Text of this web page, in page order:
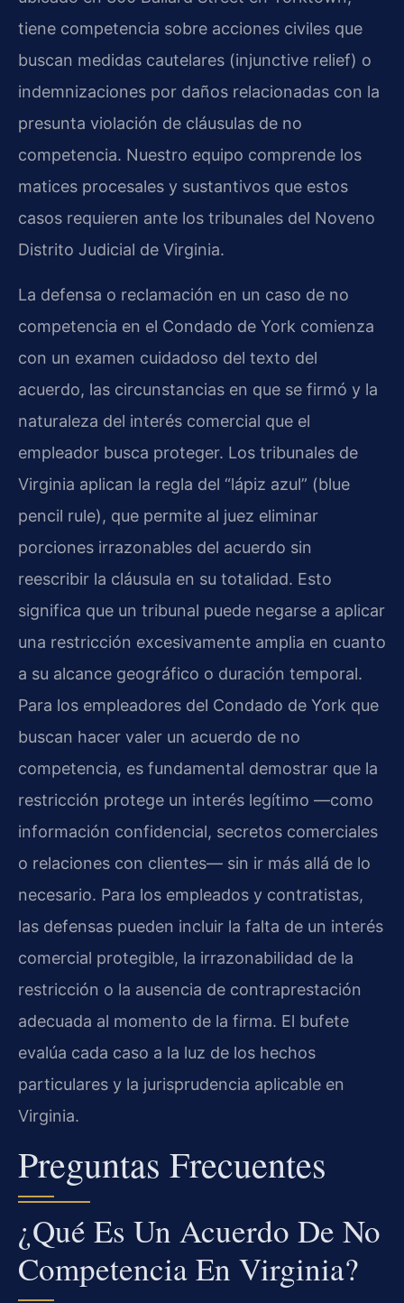
tiene competencia sobre acciones civiles que
buscan medidas cautelares (injunctive relief) o
indemnizaciones por daños relacionadas con la
presunta violación de cláusulas de no
competencia. Nuestro equipo comprende los
matices procesales y sustantivos que estos
casos requieren ante los tribunales del Noveno
Distrito Judicial de Virginia.
La defensa o reclamación en un caso de no
competencia en el Condado de York comienza
con un examen cuidadoso del texto del
acuerdo, las circunstancias en que se firmó y la
naturaleza del interés comercial que el
empleador busca proteger. Los tribunales de
Virginia aplican la regla del “lápiz azul” (blue
pencil rule), que permite al juez eliminar
porciones irrazonables del acuerdo sin
reescribir la cláusula en su totalidad. Esto
significa que un tribunal puede negarse a aplicar
una restricción excesivamente amplia en cuanto
a su alcance geográfico o duración temporal.
Para los empleadores del Condado de York que
buscan hacer valer un acuerdo de no
competencia, es fundamental demostrar que la
restricción protege un interés legítimo —como
información confidencial, secretos comerciales
o relaciones con clientes— sin ir más allá de lo
necesario. Para los empleados y contratistas,
las defensas pueden incluir la falta de un interés
comercial protegible, la irrazonabilidad de la
restricción o la ausencia de contraprestación
adecuada al momento de la firma. El bufete
evalúa cada caso a la luz de los hechos
particulares y la jurisprudencia aplicable en
Virginia.
Preguntas Frecuentes
¿Qué Es Un Acuerdo De No
Competencia En Virginia?